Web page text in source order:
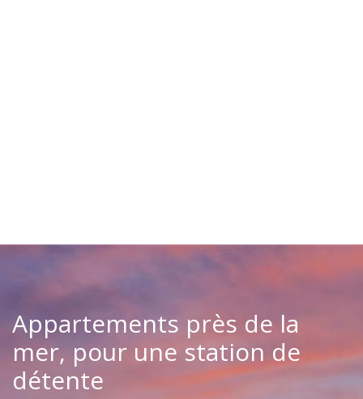
Appartements près de la
mer,pour une station de
détente